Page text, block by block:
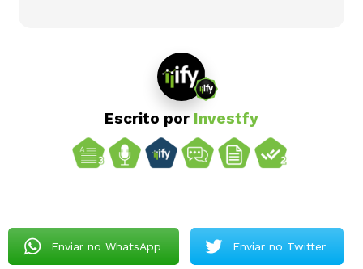
Escrito por Investfy
Enviar no WhatsApp Enviar no Twitter